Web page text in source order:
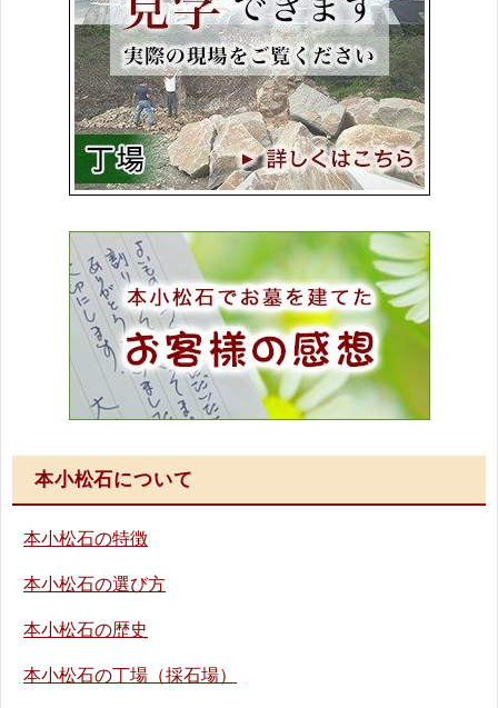
本小松石について
本小松石の特徴
本小松石の選び方
本小松石の歴史
本小松石の丁場（採石場）